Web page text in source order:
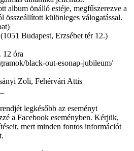
album önálló estéje, megfűszerezve a
összeállított különleges válogatással.
Budapest, Erzsébet tér 12.)
12 óra
black-out-esonap-jubileum/
Zoli, Fehérvári Attis
legkésőbb az eseményt
a Facebook eseményben. Kérjük,
mert minden fontos információt